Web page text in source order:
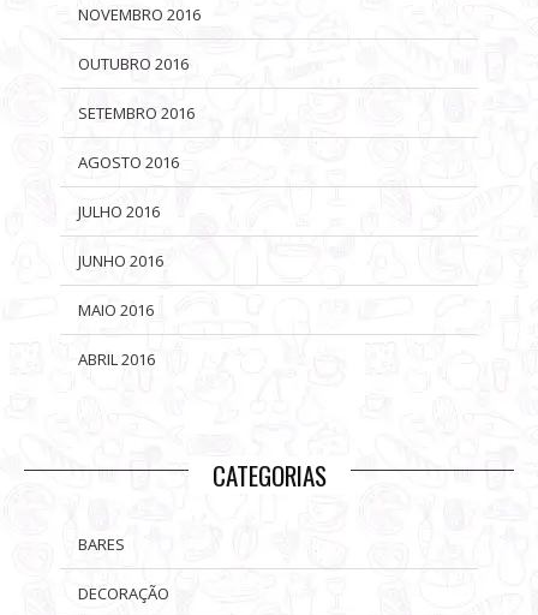
NOVEMBRO 2016
OUTUBRO 2016
SETEMBRO 2016
AGOSTO 2016
JULHO 2016
JUNHO 2016
MAIO 2016
ABRIL 2016
CATEGORIAS
BARES
DECORAÇÃO